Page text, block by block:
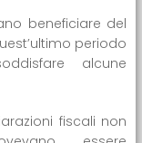
beneficiare del
periodo
alcune
fiscali non